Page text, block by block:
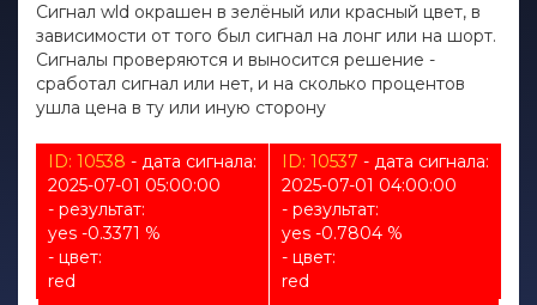
Сигнал wld окрашен в зелёный или красный цвет, в
зависимости от того был сигнал на лонг или на шорт.
Сигналы проверяются и выносится решение -
сработал сигнал или нет, и на сколько процентов
ушла цена в ту или иную сторону
ID: 10538 - дата сигнала:
2025-07-01 05:00:00
- результат:
yes -0.3371 %
- цвет:
red
ID: 10537 - дата сигнала:
2025-07-01 04:00:00
- результат:
yes -0.7804 %
- цвет:
red